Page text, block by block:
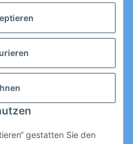
gestatten Sie den